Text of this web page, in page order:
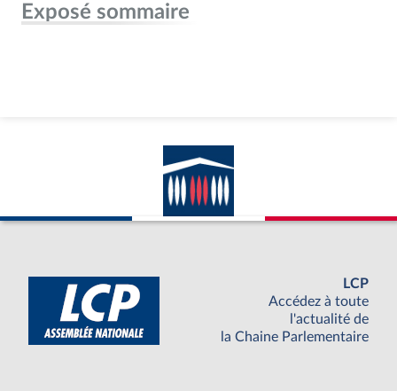
Exposé sommaire
LCP
Accédez à toute
l'actualité de
la Chaine Parlementaire